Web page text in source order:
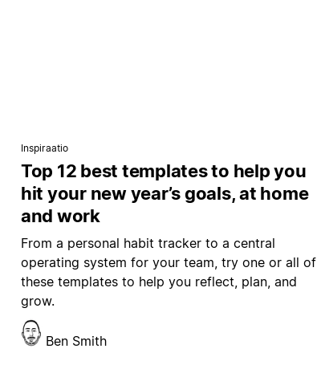
Inspiraatio
Top 12 best templates to help you
hit your new year’s goals, at home
and work
From a personal habit tracker to a central
operating system for your team, try one or all of
these templates to help you reflect, plan, and
grow.
Ben Smith